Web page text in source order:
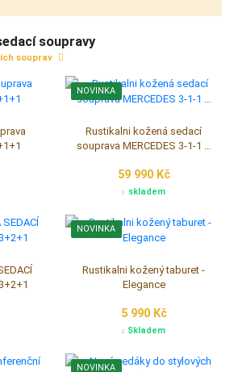
soupravy
souprav
NOVINKA
Rustikalni kožená sedací
souprava MERCEDES 3-1-1 …
59 990 Kč
skladem
NOVINKA
Rustikalni kožený taburet -
Elegance
5 990 Kč
Skladem
NOVINKA